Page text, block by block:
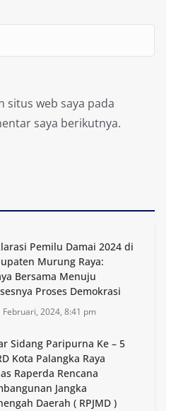
situs web saya pada
saya berikutnya.
Pemilu Damai 2024 di
Murung Raya:
Bersama Menuju
Proses Demokrasi
Februari, 2024, 8:41 pm
Sidang Paripurna Ke – 5
Kota Palangka Raya
Raperda Rencana
Jangka
Daerah ( RPJMD )